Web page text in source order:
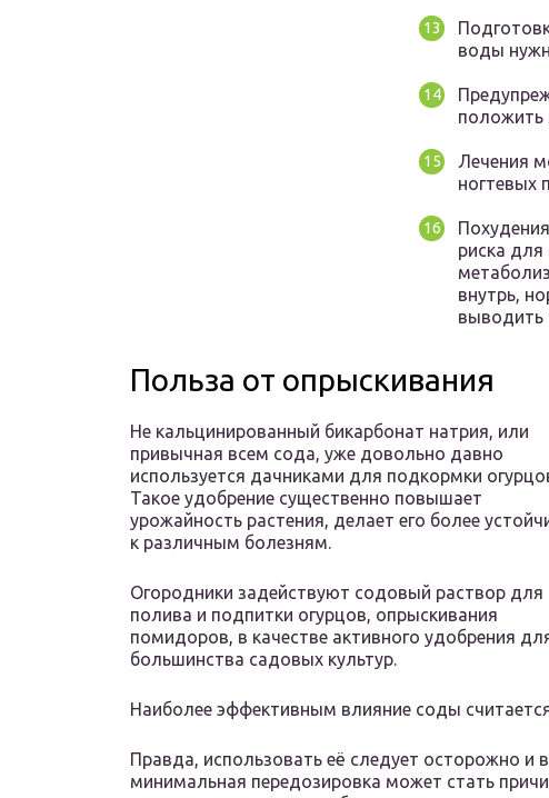
воды
положить
Лечения
ногтевых
риска для
внутрь,
Польза от опрыскивания
Не кальцинированный бикарбонат натрия, или
привычная всем сода, уже довольно давно
используется дачниками для подкормки
Такое удобрение существенно повышает
урожайность растения, делает его более
к различным болезням.
Огородники задействуют содовый раствор для
полива и подпитки огурцов, опрыскивания
помидоров, в качестве активного удобрения
большинства садовых культур.
Наиболее эффективным влияние соды
Правда, использовать её следует осторожно и
минимальная передозировка может стать